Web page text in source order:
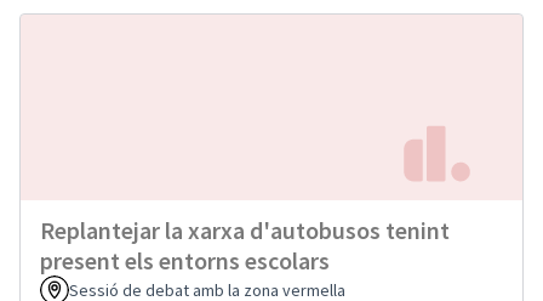
Replantejar la xarxa d'autobusos tenint
present els entorns escolars
Sessió de debat amb la zona vermella